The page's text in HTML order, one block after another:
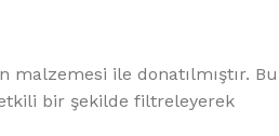
ile donatılmıştır. Bu
bir şekilde filtreleyerek